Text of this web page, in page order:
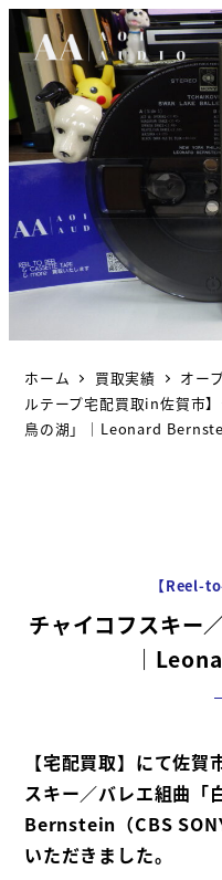
ホーム 買取実績 オー
ルテープ宅配買取in佐賀市
鳥の湖」｜Leonard
【Reel-
チャイコフスキー
｜
【宅配買取】にて佐
スキー／バレエ組曲
Bernstein（CBS
いただきました。